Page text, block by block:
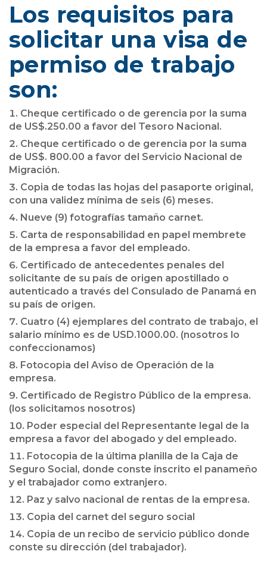
Los requisitos para
solicitar una visa de
permiso de trabajo
son:
Cheque certificado o de gerencia por la suma
de US$.250.00 a favor del Tesoro Nacional.
Cheque certificado o de gerencia por la suma
de US$. 800.00 a favor del Servicio Nacional de
Migración.
Copia de todas las hojas del pasaporte original,
con una validez mínima de seis (6) meses.
Nueve (9) fotografías tamaño carnet.
Carta de responsabilidad en papel membrete
de la empresa a favor del empleado.
Certificado de antecedentes penales del
solicitante de su país de origen apostillado o
autenticado a través del Consulado de Panamá en
su país de origen.
Cuatro (4) ejemplares del contrato de trabajo, el
salario mínimo es de USD.1000.00. (nosotros lo
confeccionamos)
Fotocopia del Aviso de Operación de la
empresa.
Certificado de Registro Público de la empresa.
(los solicitamos nosotros)
Poder especial del Representante legal de la
empresa a favor del abogado y del empleado.
Fotocopia de la última planilla de la Caja de
Seguro Social, donde conste inscrito el panameño
y el trabajador como extranjero.
Paz y salvo nacional de rentas de la empresa.
Copia del carnet del seguro social
Copia de un recibo de servicio público donde
conste su dirección (del trabajador).